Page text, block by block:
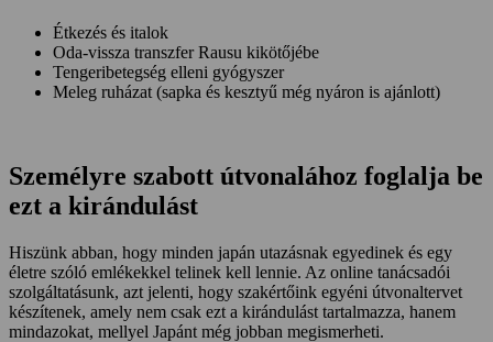
Étkezés és italok
Oda-vissza transzfer Rausu kikötőjébe
Tengeribetegség elleni gyógyszer
Meleg ruházat (sapka és kesztyű még nyáron is ajánlott)
Személyre szabott útvonalához foglalja be
ezt a kirándulást
Hiszünk abban, hogy minden japán utazásnak egyedinek és egy
életre szóló emlékekkel telinek kell lennie. Az online tanácsadói
szolgáltatásunk, azt jelenti, hogy szakértőink egyéni útvonaltervet
készítenek, amely nem csak ezt a kirándulást tartalmazza, hanem
mindazokat, mellyel Japánt még jobban megismerheti.